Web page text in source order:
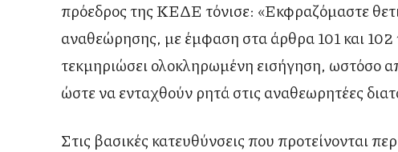
πρόεδρος της ΚΕΔΕ τόνισε: «Εκφραζόμαστε
αναθεώρησης, με έμφαση στα άρθρα 101 και 102
τεκμηριώσει ολοκληρωμένη εισήγηση, ωστόσο
ώστε να ενταχθούν ρητά στις αναθεωρητέες
Στις βασικές κατευθύνσεις που προτείνονται